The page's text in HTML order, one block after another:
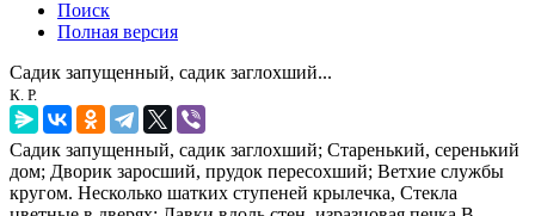
Поиск
Полная версия
Садик запущенный, садик заглохший...
К. Р.
Садик запущенный, садик заглохший; Старенький, серенький
дом; Дворик заросший, прудок пересохший; Ветхие службы
кругом. Несколько шатких ступеней крылечка, Стекла